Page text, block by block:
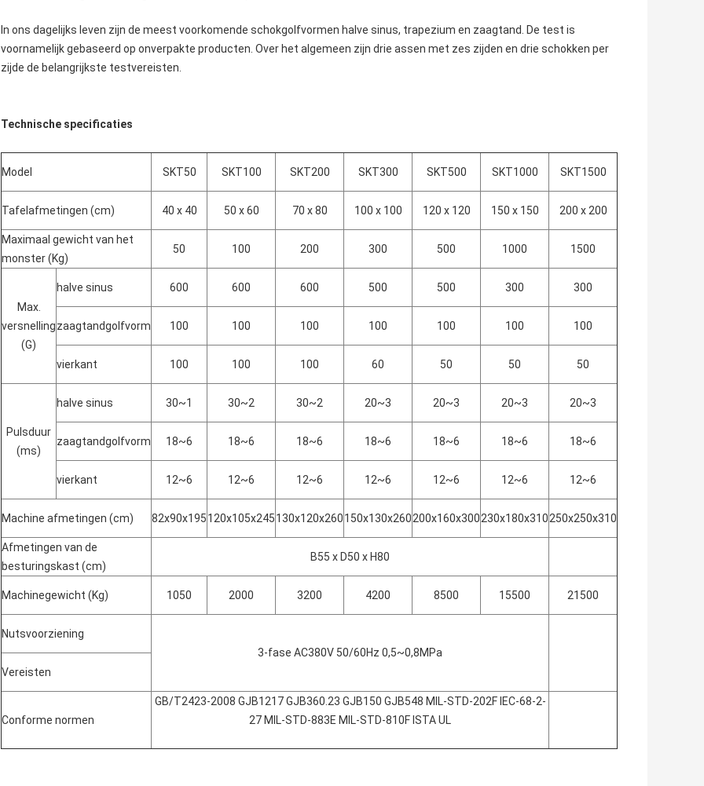
In ons dagelijks leven zijn de meest voorkomende schokgolfvormen halve sinus, trapezium en zaagtand. De test is
voornamelijk gebaseerd op onverpakte producten. Over het algemeen zijn drie assen met zes zijden en drie schokken per
zijde de belangrijkste testvereisten.
Technische specificaties
Model SKT50 SKT100 SKT200 SKT300 SKT500 SKT1000 SKT1500
Tafelafmetingen (cm) 40 x 40 50 x 60 70 x 80 100 x 100 120 x 120 150 x 150 200 x 200
Maximaal gewicht van het
monster (Kg)
50 100 200 300 500 1000 1500
Max.
versnelling
(G)
halve sinus 600 600 600 500 500 300 300
zaagtandgolfvorm 100 100 100 100 100 100 100
vierkant 100 100 100 60 50 50 50
Pulsduur
(ms)
halve sinus 30~1 30~2 30~2 20~3 20~3 20~3 20~3
zaagtandgolfvorm 18~6 18~6 18~6 18~6 18~6 18~6 18~6
vierkant 12~6 12~6 12~6 12~6 12~6 12~6 12~6
Machine afmetingen (cm) 82x90x195120x105x245130x120x260150x130x260200x160x300230x180x310250x250x310
Afmetingen van de
besturingskast (cm)
B55 x D50 x H80
Machinegewicht (Kg) 1050 2000 3200 4200 8500 15500 21500
Nutsvoorziening
3-fase AC380V 50/60Hz 0,5~0,8MPa
Vereisten
Conforme normen
GB/T2423-2008 GJB1217 GJB360.23 GJB150 GJB548 MIL-STD-202F IEC-68-2-
27 MIL-STD-883E MIL-STD-810F ISTA UL